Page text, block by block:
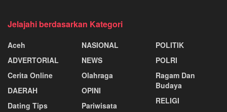
Jelajahi berdasarkan Kategori
Aceh
ADVERTORIAL
Cerita Online
DAERAH
Dating Tips
NASIONAL
NEWS
Olahraga
OPINI
Pariwisata
POLITIK
POLRI
Ragam Dan
Budaya
RELIGI